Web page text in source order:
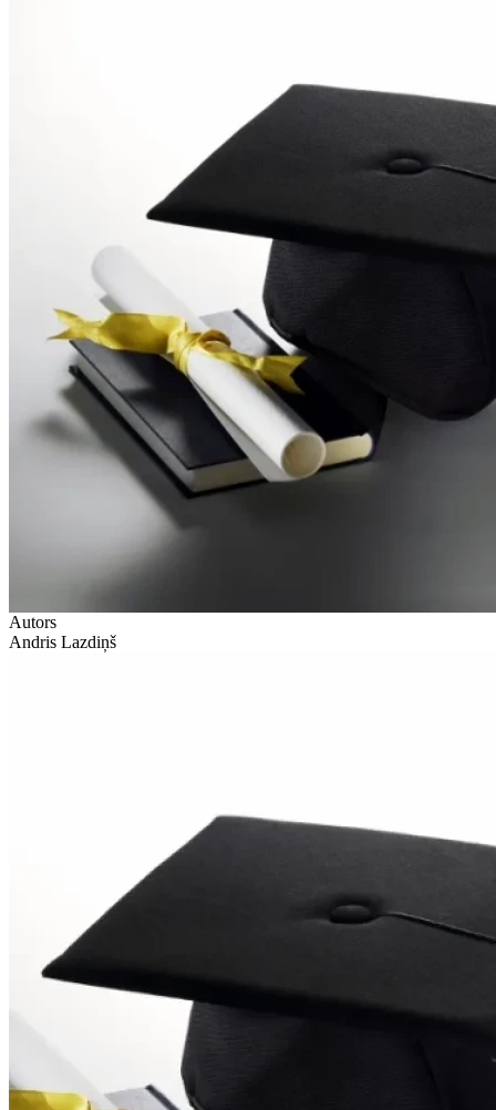
Autors
Andris Lazdiņš